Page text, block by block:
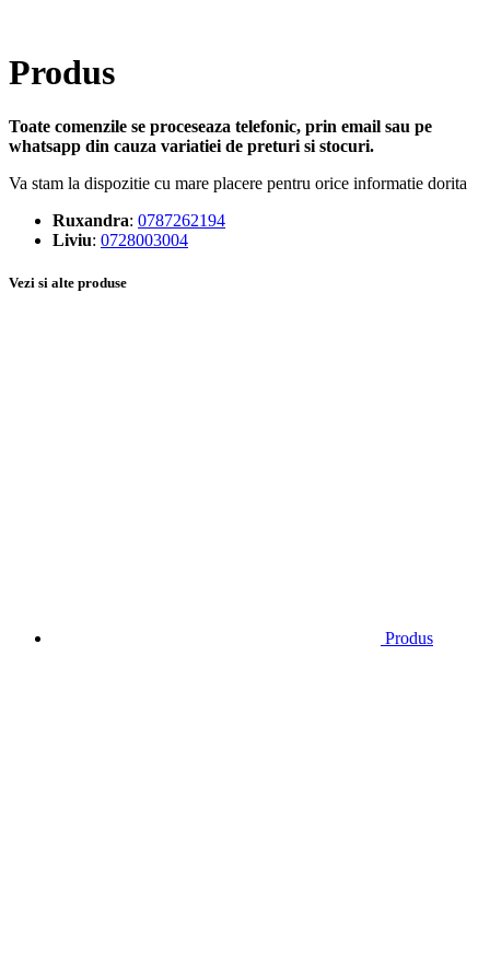
Produs
Toate comenzile se proceseaza telefonic, prin email sau pe
whatsapp din cauza variatiei de preturi si stocuri.
Va stam la dispozitie cu mare placere pentru orice informatie dorita
Ruxandra: 0787262194
Liviu: 0728003004
Vezi si alte produse
Produs